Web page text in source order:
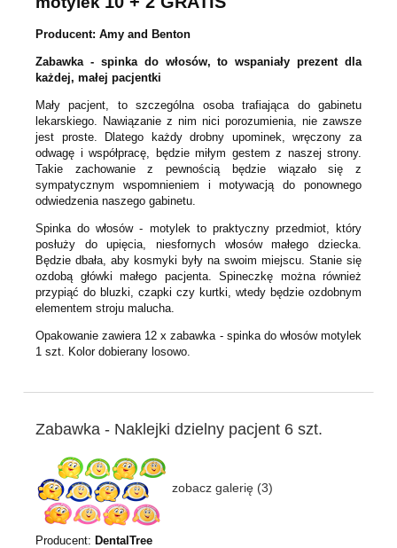
Producent: Amy and Benton
Zabawka - spinka do włosów, to wspaniały prezent dla
każdej, małej pacjentki
Mały pacjent, to szczególna osoba trafiająca do gabinetu
lekarskiego. Nawiązanie z nim nici porozumienia, nie zawsze
jest proste. Dlatego każdy drobny upominek, wręczony za
odwagę i współpracę, będzie miłym gestem z naszej strony.
Takie zachowanie z pewnością będzie wiązało się z
sympatycznym wspomnieniem i motywacją do ponownego
odwiedzenia naszego gabinetu.
Spinka do włosów - motylek to praktyczny przedmiot, który
posłuży do upięcia, niesfornych włosów małego dziecka.
Będzie dbała, aby kosmyki były na swoim miejscu. Stanie się
ozdobą główki małego pacjenta. Spineczkę można również
przypiąć do bluzki, czapki czy kurtki, wtedy będzie ozdobnym
elementem stroju malucha.
Opakowanie zawiera 12 x zabawka - spinka do włosów motylek
1 szt. Kolor dobierany losowo.
Zabawka - Naklejki dzielny pacjent 6 szt.
zobacz galerię (3)
Producent: DentalTree